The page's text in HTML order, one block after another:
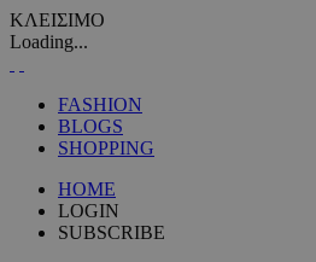
ΚΛΕΙΣΙΜΟ
Loading...
FASHION
BLOGS
SHOPPING
HOME
LOGIN
SUBSCRIBE